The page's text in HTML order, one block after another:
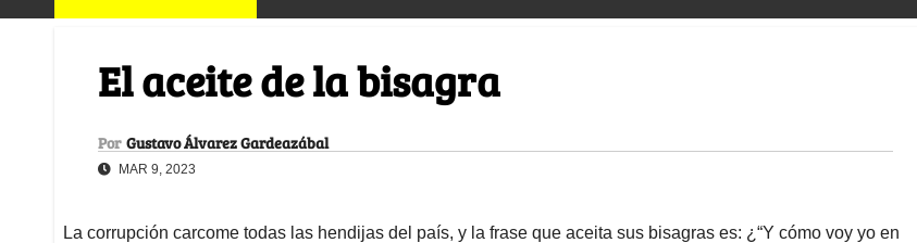
El aceite de la bisagra
Por Gustavo Álvarez Gardeazábal
MAR 9, 2023
La corrupción carcome todas las hendijas del país, y la frase que aceita sus bisagras es: ¿“Y cómo voy yo en